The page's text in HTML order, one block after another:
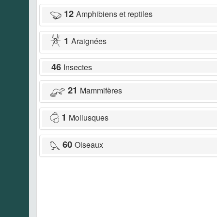
12 Amphibiens et reptiles
1 Araignées
46 Insectes
21 Mammifères
1 Mollusques
60 Oiseaux